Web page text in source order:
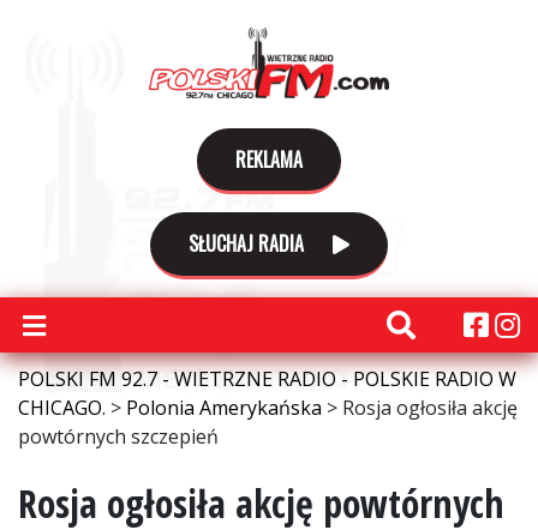
REKLAMA
SŁUCHAJ RADIA
POLSKI FM 92.7 - WIETRZNE RADIO - POLSKIE RADIO W
CHICAGO. > Polonia Amerykańska > Rosja ogłosiła akcję
powtórnych szczepień
Rosja ogłosiła akcję powtórnych